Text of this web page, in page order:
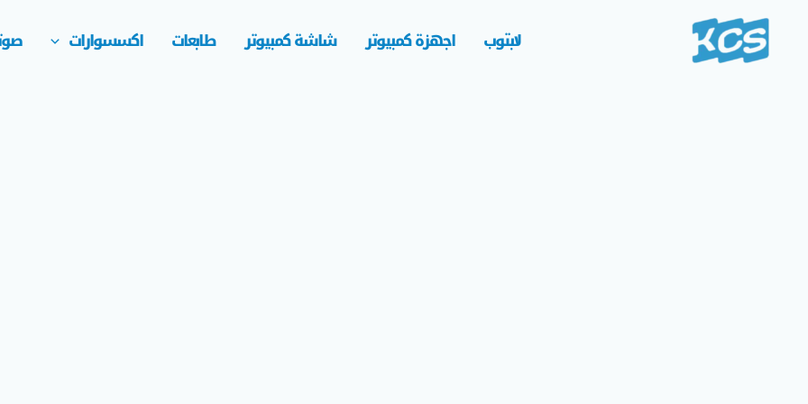
تخطي
المحتوى
لابتوب اجهزة كمبيوتر شاشة كمبيوتر طابعات اكسسوارات